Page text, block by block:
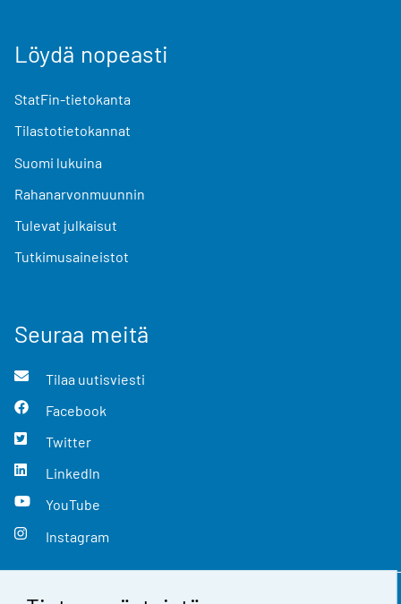
Löydä nopeasti
StatFin-tietokanta
Tilastotietokannat
Suomi lukuina
Rahanarvonmuunnin
Tulevat julkaisut
Tutkimusaineistot
Seuraa meitä
Tilaa uutisviesti
Facebook
Twitter
LinkedIn
YouTube
Instagram